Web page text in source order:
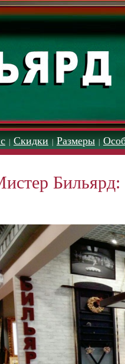
Скидки Размеры
Бильярд: